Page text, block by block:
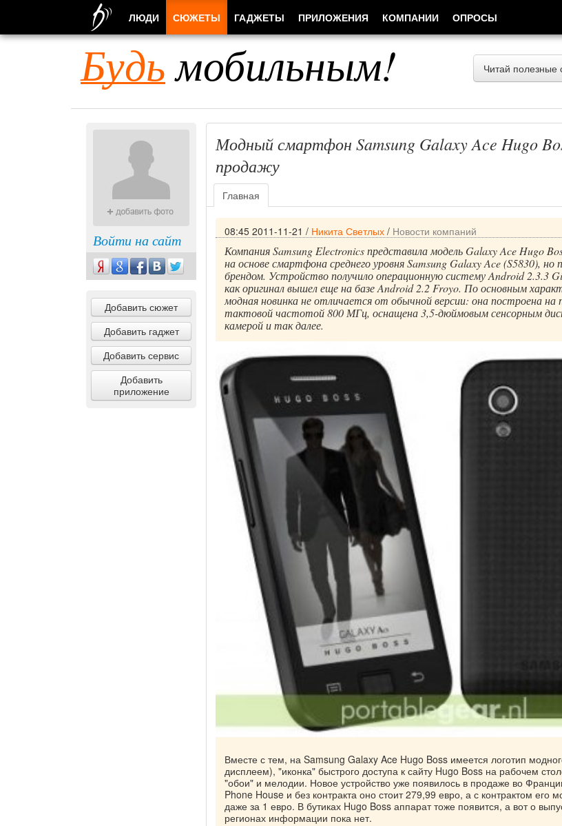
Будьмобильным! Читай полезные
Войти на сайт
Добавить сюжет
Добавить гаджет
Добавить сервис
Добавить
приложение
Модный смартфон Samsung Galaxy Ace Hugo
продажу
Главная
08:45 2011-11-21 / Никита Светлых / Новости компаний
Компания Samsung Electronics представила модель Galaxy Ace Hugo
на основе смартфона среднего уровня Samsung Galaxy Ace (S5830),
брендом. Устройство получило операционную систему Android 2.3.3
как оригинал вышел еще на базе Android 2.2 Froyo. По основным
модная новинка не отличается от обычной версии: она построена на
тактовой частотой 800 МГц, оснащена 3,5-дюймовым сенсорным
камерой и так далее.
Вместе с тем, на Samsung Galaxy Ace Hugo Boss имеется логотип
дисплеем), "иконка" быстрого доступа к сайту Hugo Boss на рабочем
"обои" и мелодии. Новое устройство уже появилось в продаже во
Phone House и без контракта оно стоит 279,99 евро, а с контрактом его
даже за 1 евро. В бутиках Hugo Boss аппарат тоже появится, а вот о
регионах информации пока нет.
ЛЮДИ СЮЖЕТЫ ГАДЖЕТЫ ПРИЛОЖЕНИЯ КОМПАНИИ ОПРОСЫ